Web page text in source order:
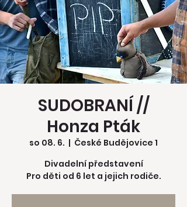
SUDOBRANÍ //
Honza Pták
so 08. 6.
  |
České Budějovice 1
Divadelní představení
Pro děti od 6 let a jejich rodiče.